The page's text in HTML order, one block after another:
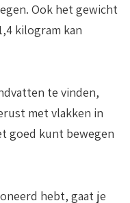
Ook het gewicht
kilogram kan
te vinden,
met vlakken in
goed kunt bewegen
hebt, gaat je